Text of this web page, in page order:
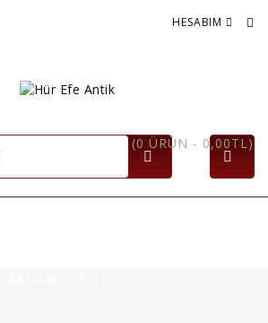
HESABIM
(0 ÜRÜN - 0,00TL)